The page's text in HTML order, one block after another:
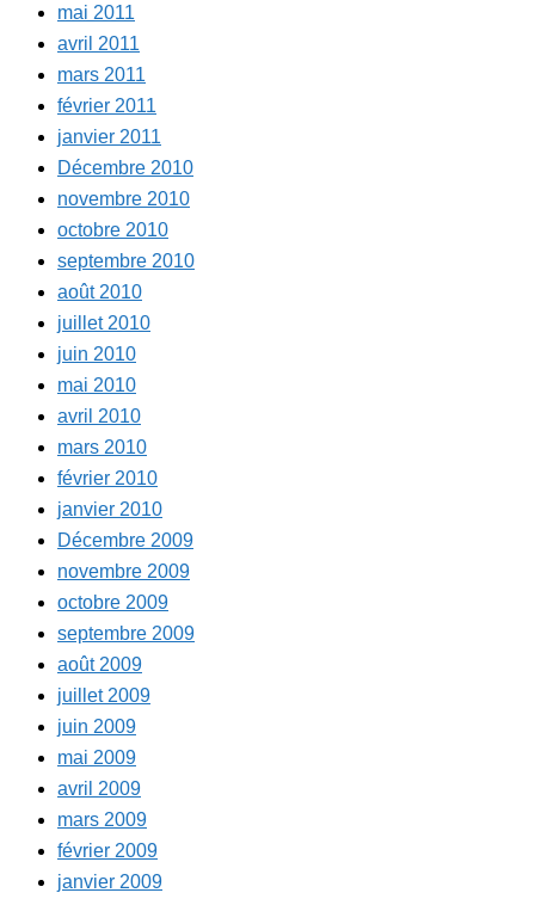
mai 2011
avril 2011
mars 2011
février 2011
janvier 2011
Décembre 2010
novembre 2010
octobre 2010
septembre 2010
août 2010
juillet 2010
juin 2010
mai 2010
avril 2010
mars 2010
février 2010
janvier 2010
Décembre 2009
novembre 2009
octobre 2009
septembre 2009
août 2009
juillet 2009
juin 2009
mai 2009
avril 2009
mars 2009
février 2009
janvier 2009